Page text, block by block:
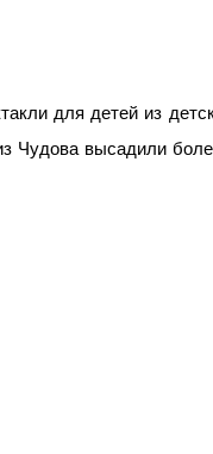
для детей из
Чудова высадили